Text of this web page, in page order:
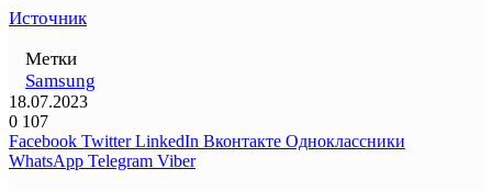
Источник
Метки
Samsung
18.07.2023
0 107
Facebook Twitter LinkedIn Вконтакте Одноклассники
WhatsApp Telegram Viber